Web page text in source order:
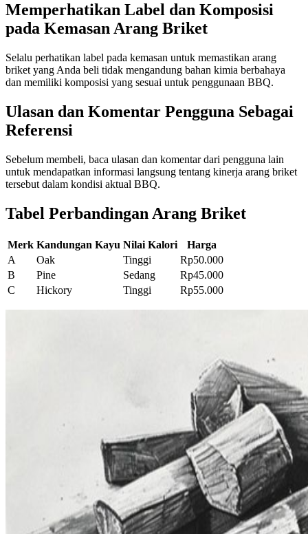
Memperhatikan Label dan Komposisi
pada Kemasan Arang Briket
Selalu perhatikan label pada kemasan untuk memastikan arang
briket yang Anda beli tidak mengandung bahan kimia berbahaya
dan memiliki komposisi yang sesuai untuk penggunaan BBQ.
Ulasan dan Komentar Pengguna Sebagai
Referensi
Sebelum membeli, baca ulasan dan komentar dari pengguna lain
untuk mendapatkan informasi langsung tentang kinerja arang briket
tersebut dalam kondisi aktual BBQ.
Tabel Perbandingan Arang Briket
Merk Kandungan Kayu Nilai Kalori
Harga
A
Oak Tinggi
Rp50.000
B
Pine Sedang
Rp45.000
C
Hickory Tinggi Rp55.000